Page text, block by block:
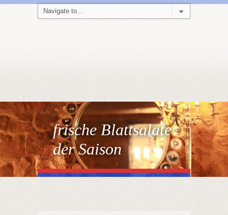
frische Blattsalate
der Saison